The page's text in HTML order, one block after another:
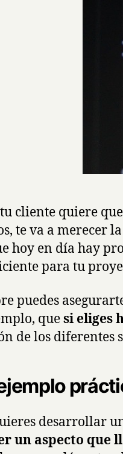
cliente quiere
te va a merecer
hoy en día hay
para tu
puedes
quesi eliges
de los diferentes
desarrollar
un aspecto que